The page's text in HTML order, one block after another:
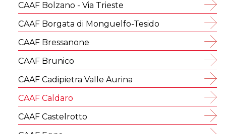
CAAF Bolzano - Via Trieste
CAAF Borgata di Monguelfo-Tesido
CAAF Bressanone
CAAF Brunico
CAAF Cadipietra Valle Aurina
CAAF Caldaro
CAAF Castelrotto